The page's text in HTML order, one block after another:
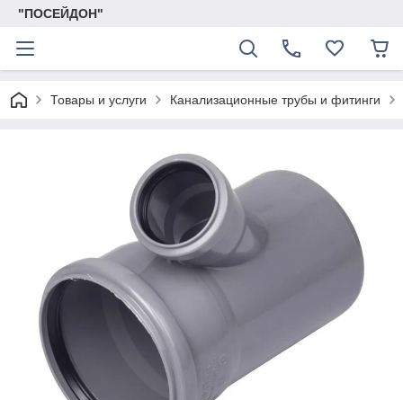
"ПОСЕЙДОН"
Товары и услуги Канализационные трубы и фитинги